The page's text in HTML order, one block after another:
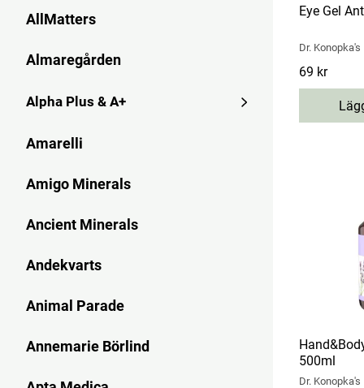
AllMatters
Almaregården
Alpha Plus & A+
Amarelli
Amigo Minerals
Ancient Minerals
Andekvarts
Animal Parade
Annemarie Börlind
produkter
Inom
örtextrakt
Utbudet
innehåller
du ser
Oavsett
omtanke
Läs också:
Läs våra
Se allt
Till
Eye Gel
Dr. Konopka's
Pris:69 kr
69 kr
500ml
Dr. Konopka's